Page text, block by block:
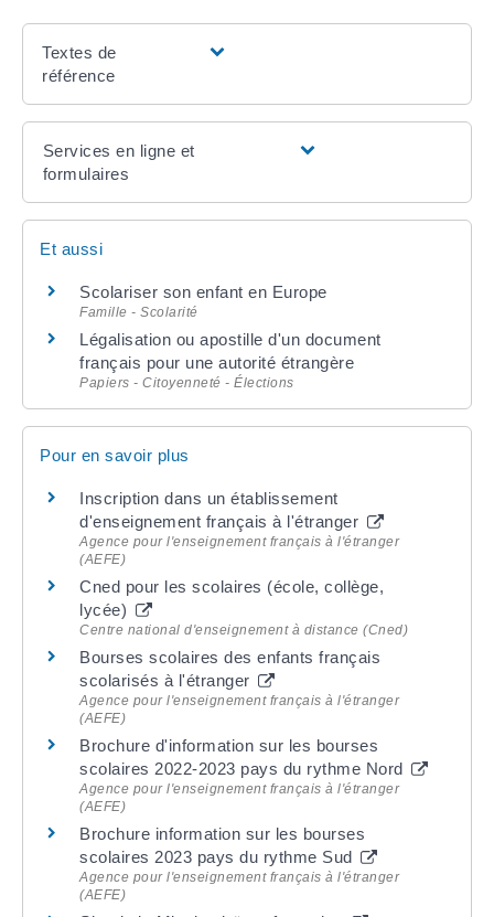
Textes de
référence
Services en ligne et
formulaires
Et aussi
Scolariser son enfant en Europe
Famille - Scolarité
Légalisation ou apostille d'un document
français pour une autorité étrangère
Papiers - Citoyenneté - Élections
Pour en savoir plus
Inscription dans un établissement
d'enseignement français à l'étranger
Agence pour l'enseignement français à l'étranger
(AEFE)
Cned pour les scolaires (école, collège,
lycée)
Centre national d'enseignement à distance (Cned)
Bourses scolaires des enfants français
scolarisés à l'étranger
Agence pour l'enseignement français à l'étranger
(AEFE)
Brochure d'information sur les bourses
scolaires 2022-2023 pays du rythme Nord
Agence pour l'enseignement français à l'étranger
(AEFE)
Brochure information sur les bourses
scolaires 2023 pays du rythme Sud
Agence pour l'enseignement français à l'étranger
(AEFE)